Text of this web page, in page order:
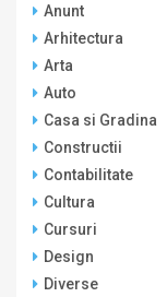
Anunt
Arhitectura
Arta
Auto
Casa si Gradina
Constructii
Contabilitate
Cultura
Cursuri
Design
Diverse